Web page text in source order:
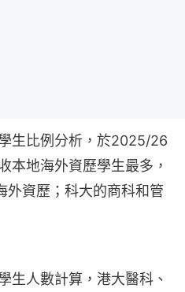
生比例分析，於2025/26
本地海外資歷學生最多，
外資歷；科大的商科和管
生人數計算，港大醫科、